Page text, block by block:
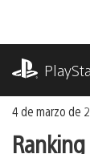
contenido
4 de marzo de